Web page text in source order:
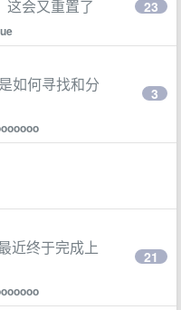
这会又重置了 23
如何寻找和分
3
近终于完成上
21